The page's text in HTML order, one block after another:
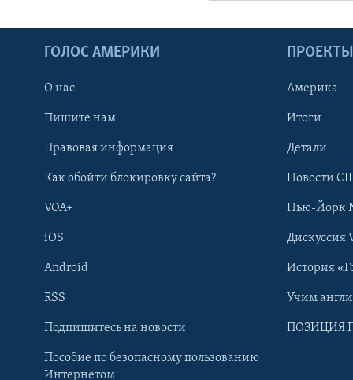
Learning English
ГОЛОС АМЕРИКИ
О нас
Пишите нам
Правовая информация
Как обойти блокировку сайта?
VOA+
iOS
Android
RSS
Подпишитесь на новости
Пособие по безопасному пользованию
Интернетом
ПРОЕКТЫ
Америка
Итоги
Детали
Новости
Нью-Йорк
Дискуссия
История
Учим
ПОЗИЦИЯ